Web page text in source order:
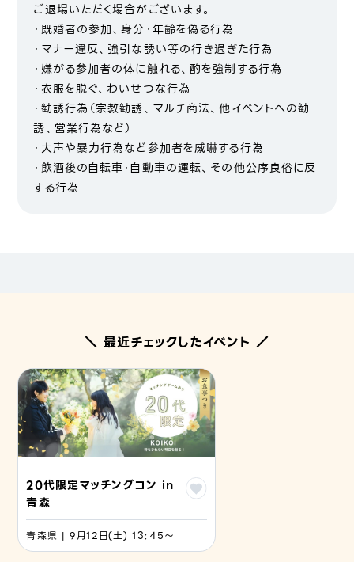
ご退場いただく場合がございます。
・既婚者の参加、身分・年齢を偽る行為
・マナー違反、強引な誘い等の行き過ぎた行為
・嫌がる参加者の体に触れる、酌を強制する行為
・衣服を脱ぐ、わいせつな行為
・勧誘行為（宗教勧誘、マルチ商法、他イベントへの勧
誘、営業行為など）
・大声や暴力行為など参加者を威嚇する行為
・飲酒後の自転車・自動車の運転、その他公序良俗に反
する行為
＼ 最近チェックしたイベント ／
20代限定マッチングコン in
青森
青森県 | 9月12日(土) 13:45〜